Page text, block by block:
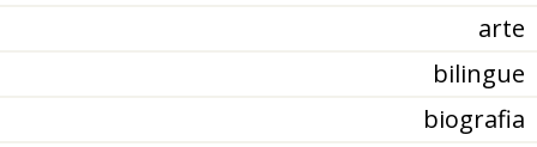
arte
bilingue
biografia